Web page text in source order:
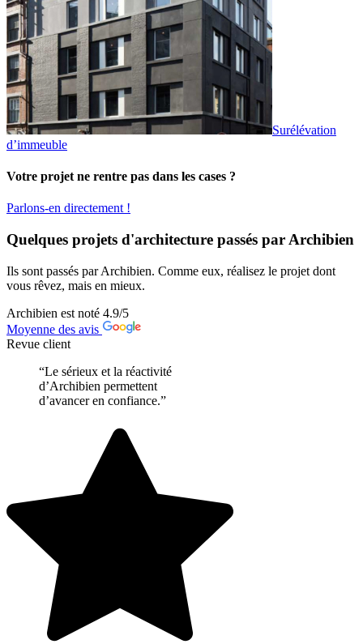
Surélévation
d’immeuble
Votre projet ne rentre pas dans les cases ?
Parlons-en directement !
Quelques projets d'architecture passés par Archibien
Ils sont passés par Archibien. Comme eux, réalisez le projet dont
vous rêvez, mais en mieux.
Archibien est noté 4.9/5
Moyenne des avis
Revue client
“Le sérieux et la réactivité
d’Archibien permettent
d’avancer en confiance.”